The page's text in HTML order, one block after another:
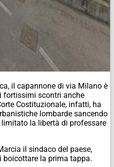
il capannone di via Milano è
fortissimi scontri anche
Costituzionale, infatti, ha
lombarde sancendo
la libertà di professare
il sindaco del paese,
boicottare la prima tappa.